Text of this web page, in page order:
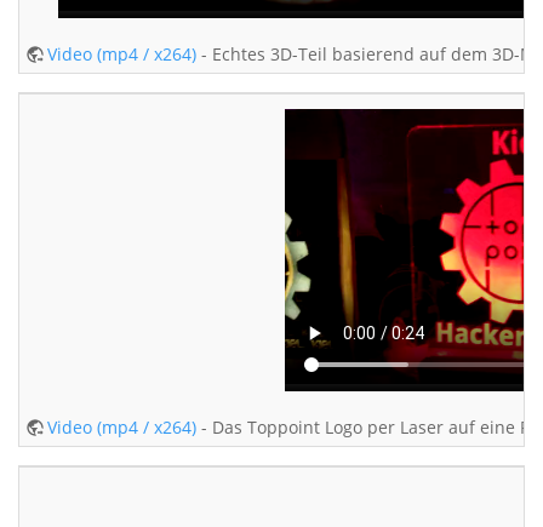
Video (mp4 / x264) - Echtes 3D-Teil basierend auf dem 3D-
Video (mp4 / x264) - Das Toppoint Logo per Laser auf eine